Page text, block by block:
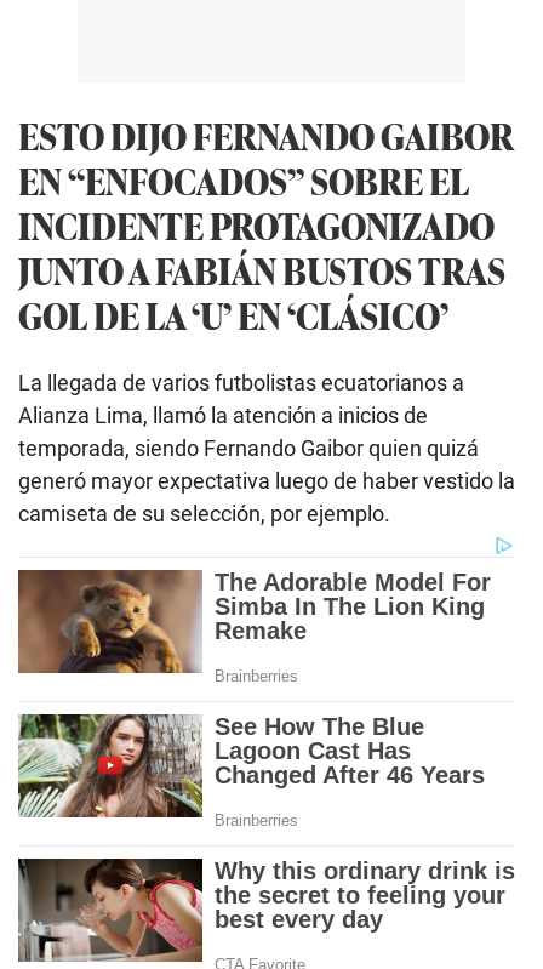
ESTO DIJO FERNANDO GAIBOR
EN “ENFOCADOS” SOBRE EL
INCIDENTE PROTAGONIZADO
JUNTO A FABIÁN BUSTOS TRAS
GOL DE LA ‘U’ EN ‘CLÁSICO’
La llegada de varios futbolistas ecuatorianos a
Alianza Lima, llamó la atención a inicios de
temporada, siendo Fernando Gaibor quien quizá
generó mayor expectativa luego de haber vestido la
camiseta de su selección, por ejemplo.